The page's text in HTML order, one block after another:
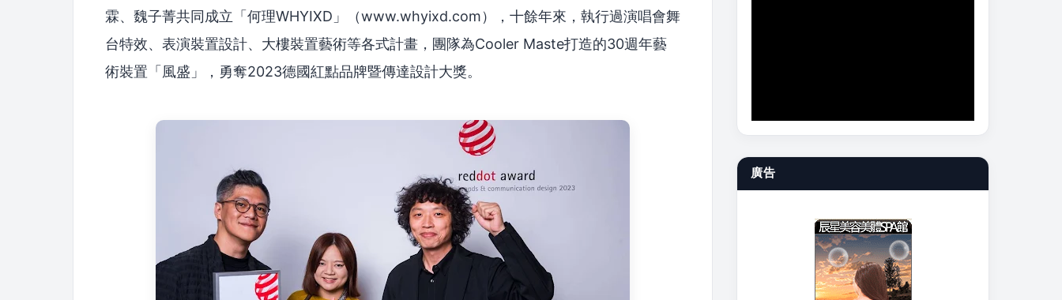
霖、魏子菁共同成立「何理WHYIXD」（www.whyixd.com），十餘年來，執行過演唱會舞
台特效、表演裝置設計、大樓裝置藝術等各式計畫，團隊為Cooler Maste打造的30週年藝
術裝置「風盛」，勇奪2023德國紅點品牌暨傳達設計大獎。
廣告